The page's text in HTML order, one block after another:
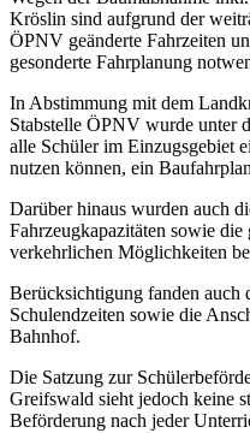
Kröslin sind aufgrund der
ÖPNV geänderte Fahrzeiten
gesonderte Fahrplanung
In Abstimmung mit dem
Stabstelle ÖPNV wurde unter
alle Schüler im Einzugsgebiet
nutzen können, ein
Darüber hinaus wurden auch
Fahrzeugkapazitäten sowie
verkehrlichen Möglichkeiten
Berücksichtigung fanden auch
Schulendzeiten sowie die
Bahnhof.
Die Satzung zur
Greifswald sieht jedoch keine
Beförderung nach jeder